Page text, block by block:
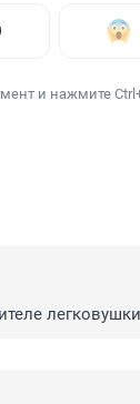
и нажмите